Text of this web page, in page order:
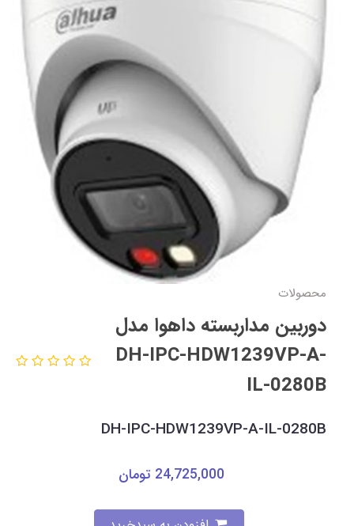
محصولات
دوربین مداربسته داهوا مدل
DH-IPC-HDW1239VP-A-
IL-0280B
DH-IPC-HDW1239VP-A-IL-0280B
24,725,000 تومان